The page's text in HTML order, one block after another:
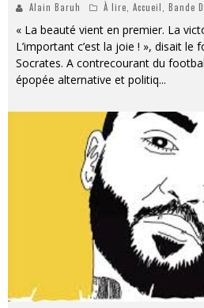
Alain Baruh À lire, Accueil, Bande
« La beauté vient en premier. La
L’important c’est la joie ! », disait le
Socrates. A contrecourant du
épopée alternative et politiq...